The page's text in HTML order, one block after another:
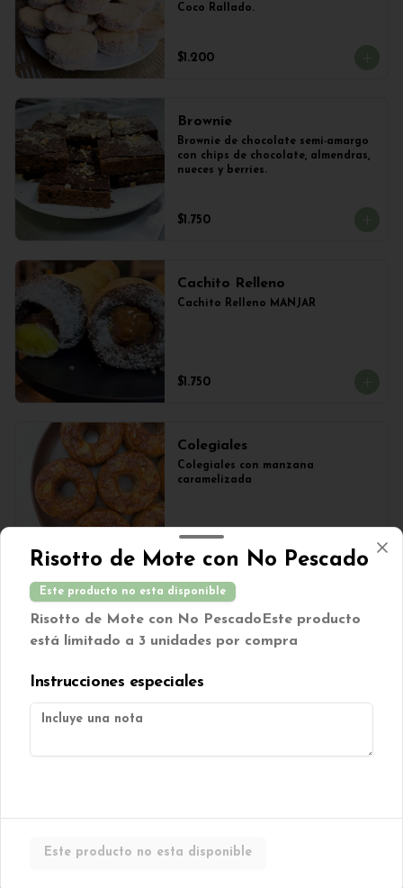
Coco Rallado.
$1.200
Brownie
Brownie de chocolate semi-amargo
con chips de chocolate, almendras,
nueces y berries.
$1.750
Cachito Relleno
Cachito Relleno MANJAR
$1.750
Colegiales
Colegiales con manzana
caramelizada
Mix de galletas dulces veganas
$2.500
Risotto de Mote con No Pescado
Este producto no esta disponible
Risotto de Mote con No Pescado Este producto
está limitado a 3 unidades por compra
Instrucciones especiales
Este producto no esta disponible